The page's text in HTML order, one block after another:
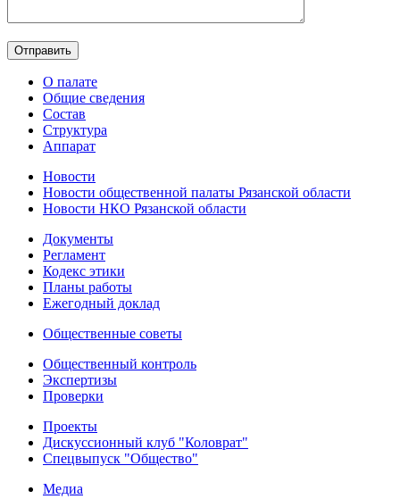
О палате
Общие сведения
Состав
Структура
Аппарат
Новости
Новости общественной палаты Рязанской области
Новости НКО Рязанской области
Документы
Регламент
Кодекс этики
Планы работы
Ежегодный доклад
Общественные советы
Общественный контроль
Экспертизы
Проверки
Проекты
Дискуссионный клуб "Коловрат"
Спецвыпуск "Общество"
Медиа